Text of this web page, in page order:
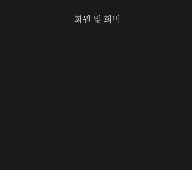
회원 및 회비